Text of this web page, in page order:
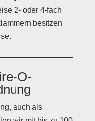
2- oder 4-fach
besitzen
O-
auch als